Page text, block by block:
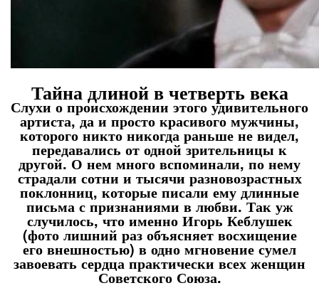
Тайна длиной в четверть века
Слухи о происхождении этого удивительного
артиста, да и просто красивого мужчины,
которого никто никогда раньше не видел,
передавались от одной зрительницы к
другой. О нем много вспоминали, по нему
страдали сотни и тысячи разновозрастных
поклонниц, которые писали ему длинные
письма с признаниями в любви. Так уж
случилось, что именно Игорь Кеблушек
(фото лишний раз объясняет восхищение
его внешностью) в одно мгновение сумел
завоевать сердца практически всех женщин
Советского Союза.